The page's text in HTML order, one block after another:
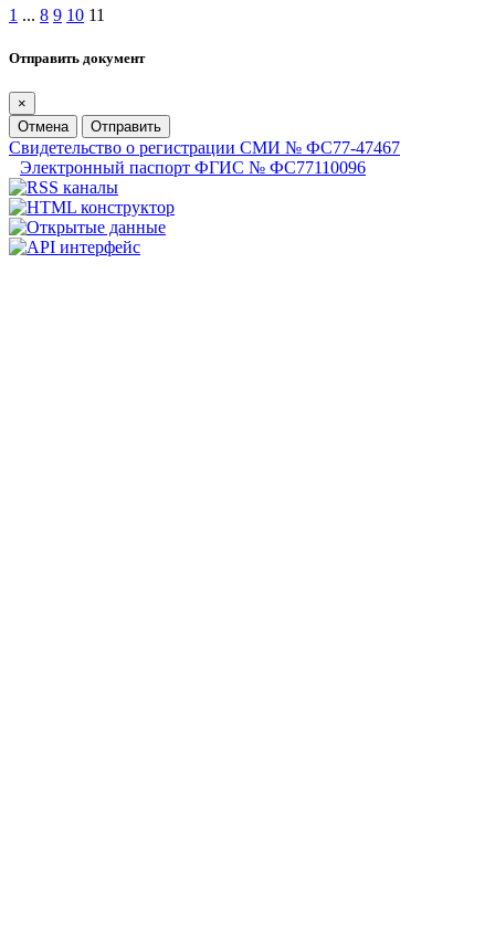
1 ... 8 9 10 11
Отправить документ
×
Отмена
Отправить
Свидетельство о регистрации СМИ № ФС77-47467
Электронный паспорт ФГИС № ФС77110096